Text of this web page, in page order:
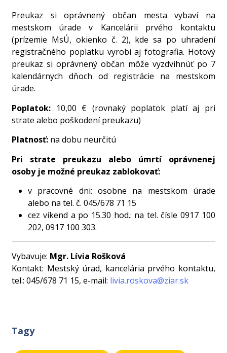
Preukaz si oprávnený občan mesta vybaví na
mestskom úrade v Kancelárii prvého kontaktu
(prízemie MsÚ, okienko č. 2), kde sa po uhradení
registračného poplatku vyrobí aj fotografia. Hotový
preukaz si oprávnený občan môže vyzdvihnúť po 7
kalendárnych dňoch od registrácie na mestskom
úrade.
Poplatok: 10,00 € (rovnaký poplatok platí aj pri
strate alebo poškodení preukazu)
Platnosť: na dobu neurčitú
Pri strate preukazu alebo úmrtí oprávnenej
osoby je možné preukaz zablokovať:
v pracovné dni: osobne na mestskom úrade
alebo na tel. č. 045/678 71 15
cez víkend a po 15.30 hod.: na tel. čísle 0917 100
202, 0917 100 303.
Vybavuje: Mgr. Lívia Rošková
Kontakt: Mestský úrad, kancelária prvého kontaktu,
tel.: 045/678 71 15, e-mail: livia.roskova@ziar.sk
Tagy